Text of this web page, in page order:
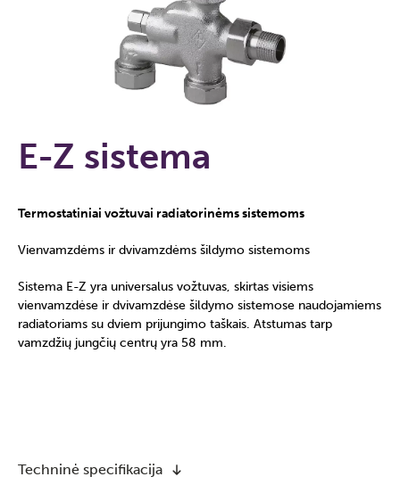
E-Z sistema
Termostatiniai vožtuvai radiatorinėms sistemoms
Vienvamzdėms ir dvivamzdėms šildymo sistemoms
Sistema E-Z yra universalus vožtuvas, skirtas visiems
vienvamzdėse ir dvivamzdėse šildymo sistemose naudojamiems
radiatoriams su dviem prijungimo taškais. Atstumas tarp
vamzdžių jungčių centrų yra 58 mm.
Techninė specifikacija